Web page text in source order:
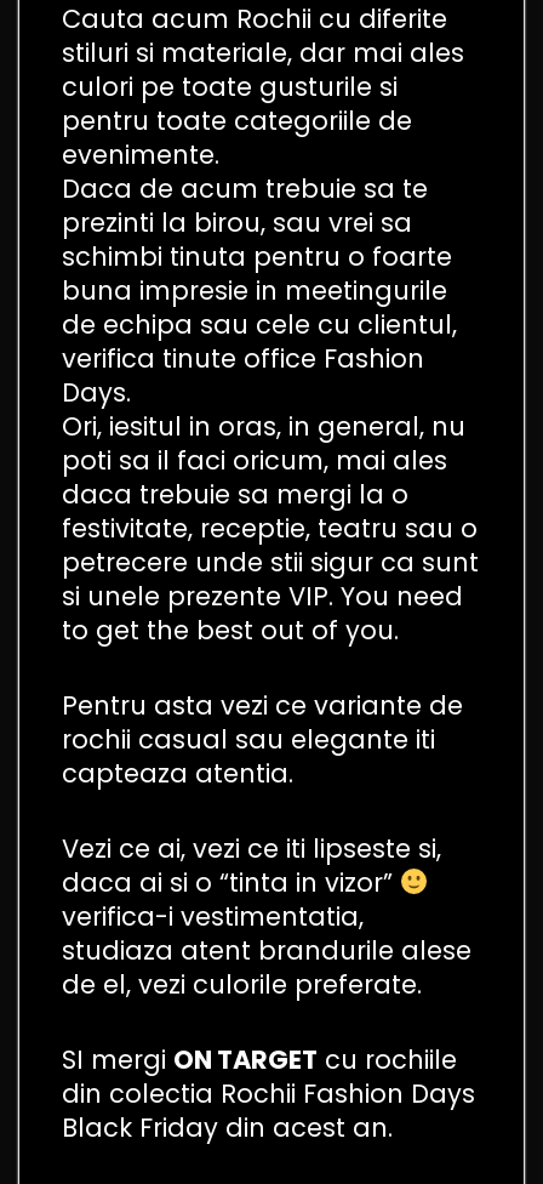
Cauta acum Rochii cu diferite
stiluri si materiale, dar mai ales
culori pe toate gusturile si
pentru toate categoriile de
evenimente.
Daca de acum trebuie sa te
prezinti la birou, sau vrei sa
schimbi tinuta pentru o foarte
buna impresie in meetingurile
de echipa sau cele cu clientul,
verifica tinute office Fashion
Days.
Ori, iesitul in oras, in general, nu
poti sa il faci oricum, mai ales
daca trebuie sa mergi la o
festivitate, receptie, teatru sau o
petrecere unde stii sigur ca sunt
si unele prezente VIP. You need
to get the best out of you.
Pentru asta vezi ce variante de
rochii casual sau elegante iti
capteaza atentia.
Vezi ce ai, vezi ce iti lipseste si,
daca ai si o “tinta in vizor”
verifica-i vestimentatia,
studiaza atent brandurile alese
de el, vezi culorile preferate.
SI mergi ON TARGET cu rochiile
din colectia Rochii Fashion Days
Black Friday din acest an.